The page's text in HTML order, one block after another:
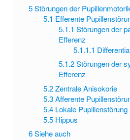
5Störungen der Pupillenmotorik
5.1 Efferente
5.1.1 Störungen der
Efferenz
5.1.1.1
5.1.2 Störungen der
Efferenz
5.2 Zentrale Anisokorie
5.3 Afferente
5.4 Lokale Pupillenstörung
5.5 Hippus
6Siehe auch